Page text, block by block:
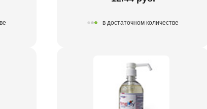
в достаточном количестве